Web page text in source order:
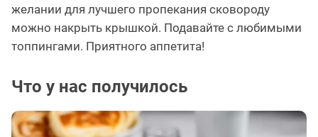
желании для лучшего пропекания сковороду
можно накрыть крышкой. Подавайте с любимыми
топпингами. Приятного аппетита!
Что у нас получилось